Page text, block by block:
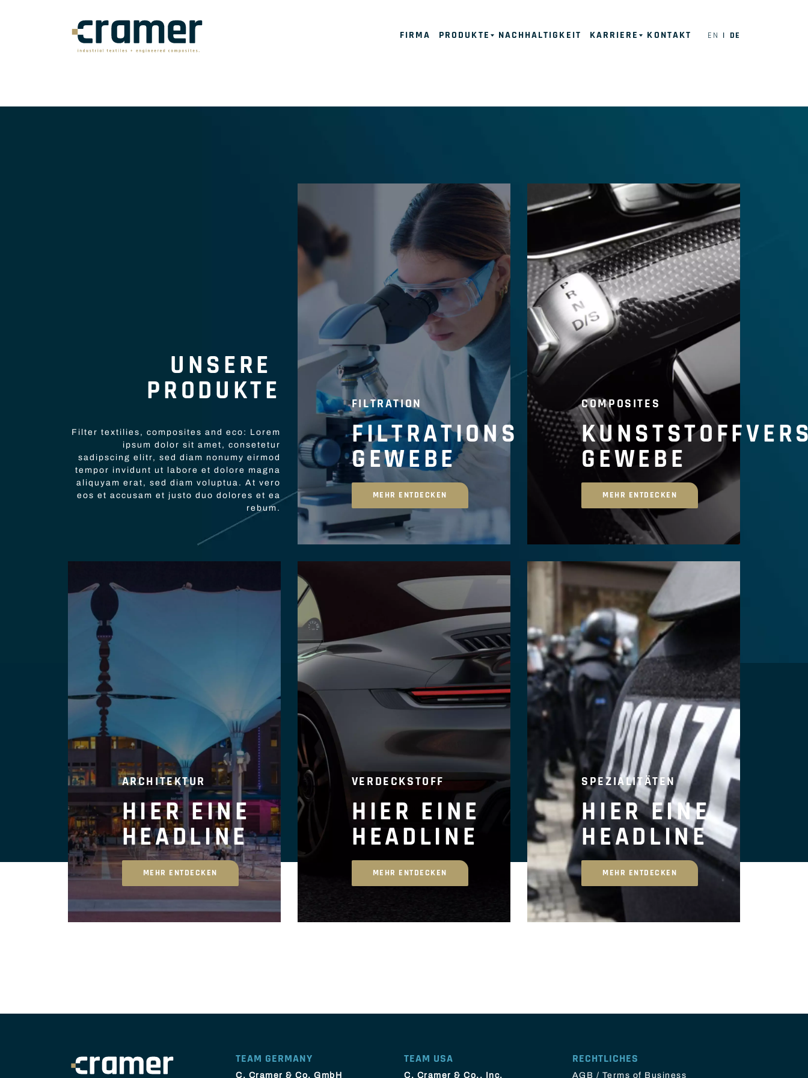
FIRMA PRODUKTE NACHHALTIGKEIT KARRIERE KONTAKT EN DE
UNSERE
PRODUKTE
Filter textilies, composites and eco: Lorem
ipsum dolor sit amet, consetetur
sadipscing elitr, sed diam nonumy eirmod
tempor invidunt ut labore et dolore magna
aliquyam erat, sed diam voluptua. At vero
eos et accusam et justo duo dolores et ea
rebum.
FILTRATION
FILTRATIONS
GEWEBE
MEHR ENTDECKEN
COMPOSITES
GEWEBE
MEHR ENTDECKEN
ARCHITEKTUR
HIER EINE
HEADLINE
MEHR ENTDECKEN
VERDECKSTOFF
HIER EINE
HEADLINE
MEHR ENTDECKEN
SPEZIALITÄTEN
HIER EINE
HEADLINE
MEHR ENTDECKEN
TEAM GERMANY
C. Cramer & Co. GmbH
TEAM USA
C. Cramer & Co., Inc.
RECHTLICHES
AGB / Terms of Business